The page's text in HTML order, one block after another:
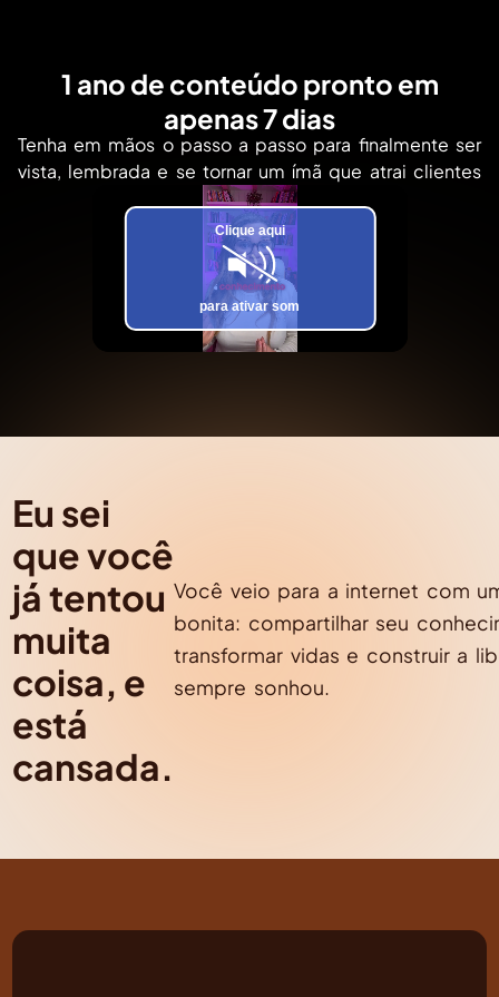
1 ano de conteúdo pronto em
apenas 7 dias
Tenha em mãos o passo a passo para finalmente ser
vista, lembrada e se tornar um ímã que atrai clientes
Eu sei
que você
já tentou
muita
coisa, e
está
cansada.
Você veio para a internet com
bonita: compartilhar seu
transformar vidas e construir a
sempre sonhou.